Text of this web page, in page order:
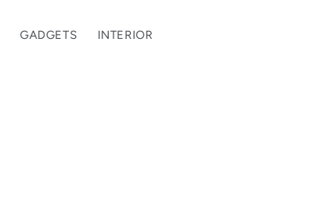
GADGETS INTERIOR